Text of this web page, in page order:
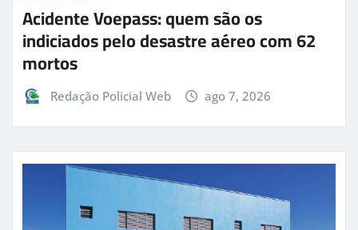
Acidente Voepass: quem são os
indiciados pelo desastre aéreo com 62
mortos
Redação Policial Web ago 7, 2026